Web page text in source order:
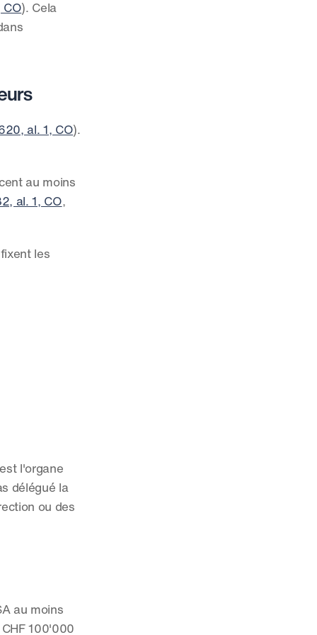
CO). Cela
al. 1, CO).
au moins
al. 1, CO
les
l'organe
délégué la
ou des
au moins
100'000